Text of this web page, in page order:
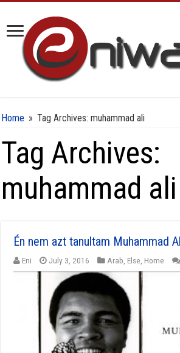
Home » Tag Archives: muhammad ali
Tag Archives:
muhammad ali
Én nem azt tanultam Muhammad
Eni July 3, 2016 Arab Else Home